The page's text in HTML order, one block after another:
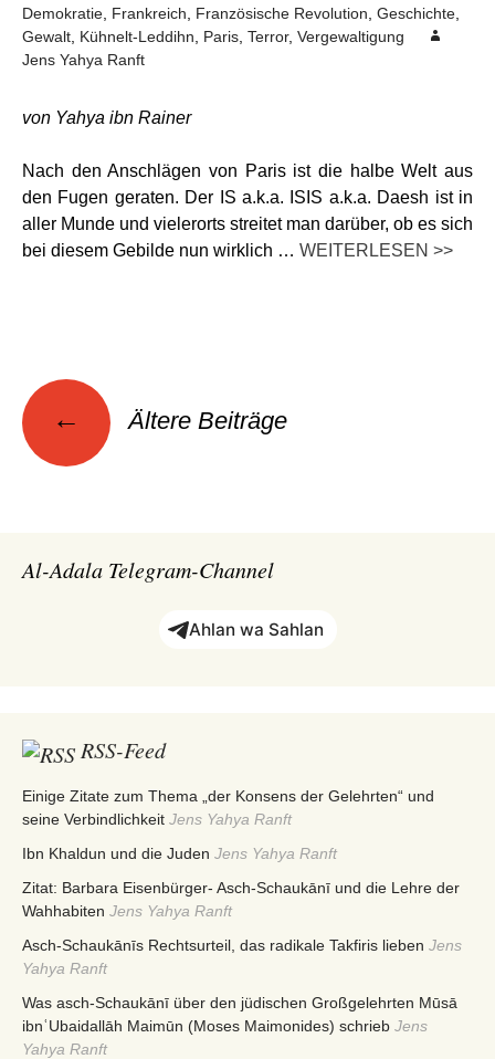
Demokratie Frankreich Französische Revolution Geschichte
Gewalt Kühnelt-Leddihn Paris Terror, Vergewaltigung
Jens Yahya Ranft
von Yahya ibn Rainer
Nach den Anschlägen von Paris ist die halbe Welt aus
den Fugen geraten. Der IS a.k.a. ISIS a.k.a. Daesh ist in
aller Munde und vielerorts streitet man darüber, ob es sich
bei diesem Gebilde nun wirklich … WEITERLESEN >>
Beitragsnavigation
← Ältere Beiträge
Al-Adala Telegram-Channel
Ahlan wa Sahlan
RSS-Feed
Einige Zitate zum Thema „der Konsens der Gelehrten“ und
seine Verbindlichkeit Jens Yahya Ranft
Ibn Khaldun und die Juden Jens Yahya Ranft
Zitat: Barbara Eisenbürger- Asch-Schaukānī und die Lehre der
Wahhabiten Jens Yahya Ranft
Asch-Schaukānīs Rechtsurteil, das radikale Takfiris lieben Jens
Yahya Ranft
Was asch-Schaukānī über den jüdischen Großgelehrten Mūsā
ibnʿUbaidallāh Maimūn (Moses Maimonides) schrieb Jens
Yahya Ranft